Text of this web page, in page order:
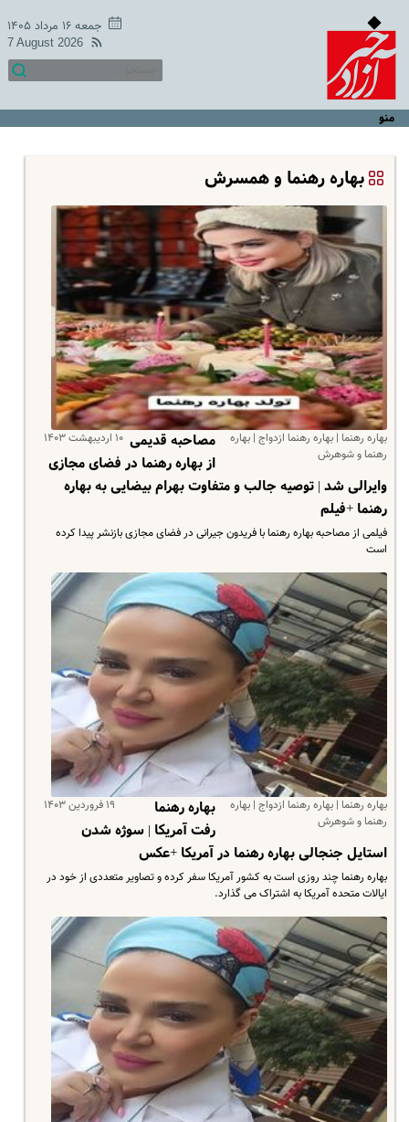
جمعه ۱۶ مرداد ۱۴۰۵
7 August 2026
منو
بهاره رهنما و همسرش
بهاره رهنما | بهاره رهنما ازدواج | بهاره
رهنما و شوهرش
۱۰ اردیبهشت ۱۴۰۳ مصاحبه قدیمی
از بهاره رهنما در فضای مجازی
وایرالی شد | توصیه جالب و متفاوت بهرام بیضایی به بهاره
رهنما +فیلم
فیلمی از مصاحبه بهاره رهنما با فریدون جیرانی در فضای مجازی بازنشر پیدا کرده
است
بهاره رهنما | بهاره رهنما ازدواج | بهاره
رهنما و شوهرش
۱۹ فروردین ۱۴۰۳
بهاره رهنما
رفت آمریکا | سوژه شدن
استایل جنجالی بهاره رهنما در آمریکا +عکس
بهاره رهنما چند روزی است به کشور آمریکا سفر کرده و تصاویر متعددی از خود در
ایالات متحده آمریکا به اشتراک می گذارد.